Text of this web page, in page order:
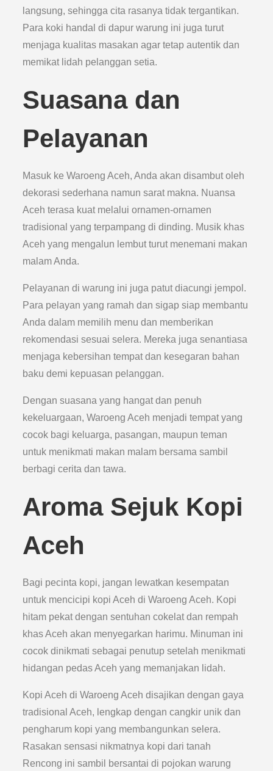
langsung, sehingga cita rasanya tidak tergantikan.
Para koki handal di dapur warung ini juga turut
menjaga kualitas masakan agar tetap autentik dan
memikat lidah pelanggan setia.
Suasana dan
Pelayanan
Masuk ke Waroeng Aceh, Anda akan disambut oleh
dekorasi sederhana namun sarat makna. Nuansa
Aceh terasa kuat melalui ornamen-ornamen
tradisional yang terpampang di dinding. Musik khas
Aceh yang mengalun lembut turut menemani makan
malam Anda.
Pelayanan di warung ini juga patut diacungi jempol.
Para pelayan yang ramah dan sigap siap membantu
Anda dalam memilih menu dan memberikan
rekomendasi sesuai selera. Mereka juga senantiasa
menjaga kebersihan tempat dan kesegaran bahan
baku demi kepuasan pelanggan.
Dengan suasana yang hangat dan penuh
kekeluargaan, Waroeng Aceh menjadi tempat yang
cocok bagi keluarga, pasangan, maupun teman
untuk menikmati makan malam bersama sambil
berbagi cerita dan tawa.
Aroma Sejuk Kopi
Aceh
Bagi pecinta kopi, jangan lewatkan kesempatan
untuk mencicipi kopi Aceh di Waroeng Aceh. Kopi
hitam pekat dengan sentuhan cokelat dan rempah
khas Aceh akan menyegarkan harimu. Minuman ini
cocok dinikmati sebagai penutup setelah menikmati
hidangan pedas Aceh yang memanjakan lidah.
Kopi Aceh di Waroeng Aceh disajikan dengan gaya
tradisional Aceh, lengkap dengan cangkir unik dan
pengharum kopi yang membangunkan selera.
Rasakan sensasi nikmatnya kopi dari tanah
Rencong ini sambil bersantai di pojokan warung